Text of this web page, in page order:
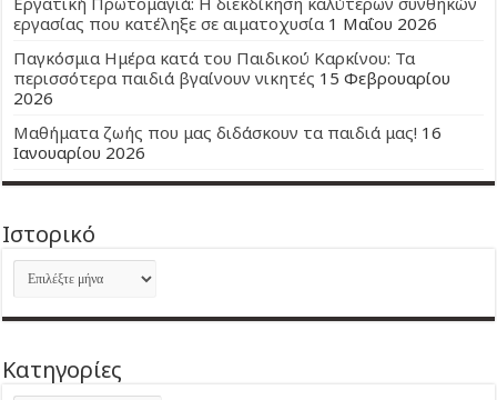
εργασίας που κατέληξε σε αιματοχυσία 1 Μαΐου 2026
Παγκόσμια Ημέρα κατά του Παιδικού Καρκίνου: Τα
περισσότερα παιδιά βγαίνουν νικητές 15 Φεβρουαρίου
2026
Μαθήματα ζωής που μας διδάσκουν τα παιδιά μας! 16
Ιανουαρίου 2026
Ιστορικό
Ιστορικό
Kατηγορίες